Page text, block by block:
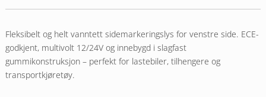
Fleksibelt og helt vanntett sidemarkeringslys for venstre side. ECE-
godkjent, multivolt 12/24V og innebygd i slagfast
gummikonstruksjon – perfekt for lastebiler, tilhengere og
transportkjøretøy.